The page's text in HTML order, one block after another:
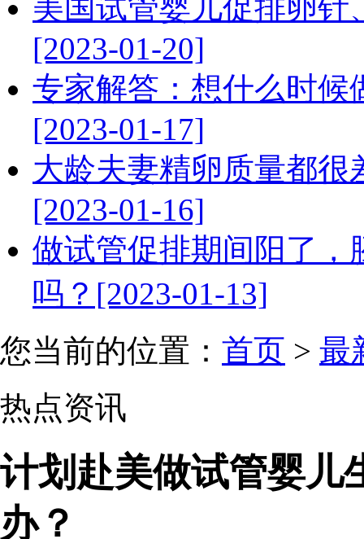
美国试管婴儿促排卵
[2023-01-20]
专家解答：想什么时候
[2023-01-17]
大龄夫妻精卵质量都
[2023-01-16]
做试管促排期间阳了，
吗？[2023-01-13]
您当前的位置： 首页 > 最
热点资讯
计划赴美做试管婴儿
办？